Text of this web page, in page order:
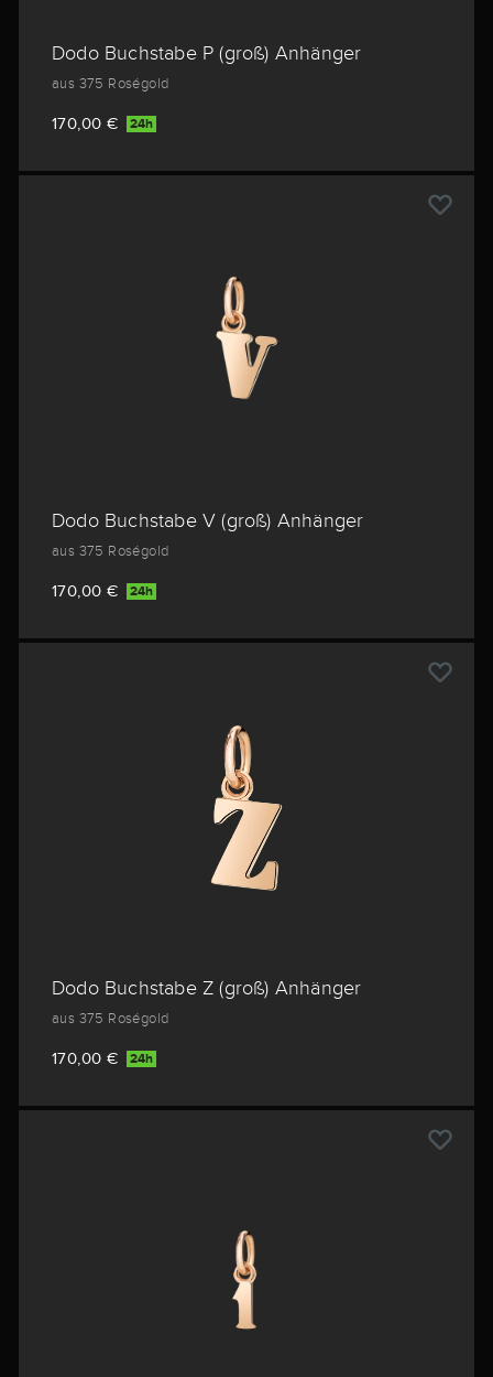
Dodo Buchstabe P (groß) Anhänger
aus 375 Roségold
170,00 € 24h
Dodo Buchstabe V (groß) Anhänger
aus 375 Roségold
170,00 € 24h
Dodo Buchstabe Z (groß) Anhänger
aus 375 Roségold
170,00 € 24h